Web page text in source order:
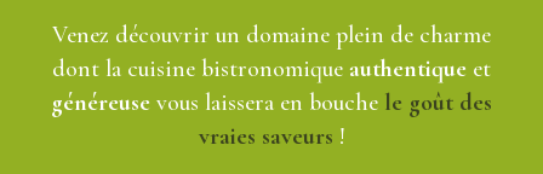
Venez découvrir un domaine plein de charme
dont la cuisine bistronomique authentique et
généreuse vous laissera en bouche le goût des
vraies saveurs !